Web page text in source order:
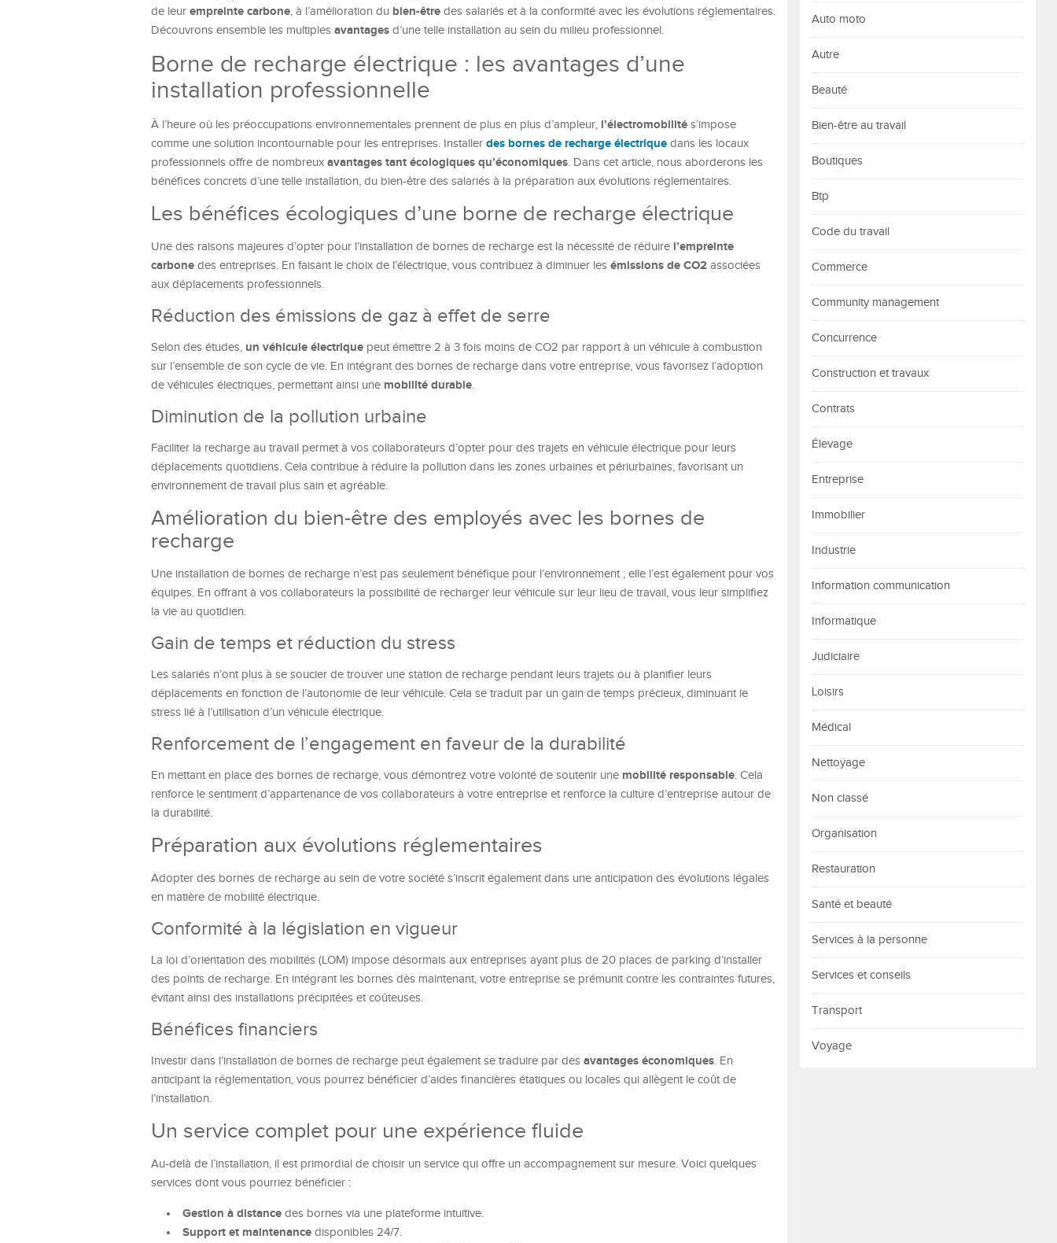
de leur empreinte carbone, à l’amélioration du bien-être des salariés et à la conformité avec les évolutions réglementaires.
Découvrons ensemble les multiples avantages d’une telle installation au sein du milieu professionnel.
Borne de recharge électrique : les avantages d’une
installation professionnelle
À l’heure où les préoccupations environnementales prennent de plus en plus d’ampleur, l’électromobilité s’impose
comme une solution incontournable pour les entreprises. Installer des bornes de recharge électrique dans les locaux
professionnels offre de nombreux avantages tant écologiques qu’économiques. Dans cet article, nous aborderons les
bénéfices concrets d’une telle installation, du bien-être des salariés à la préparation aux évolutions réglementaires.
Les bénéfices écologiques d’une borne de recharge électrique
Une des raisons majeures d’opter pour l’installation de bornes de recharge est la nécessité de réduire l’empreinte
carbone des entreprises. En faisant le choix de l’électrique, vous contribuez à diminuer les émissions de CO2 associées
aux déplacements professionnels.
Réduction des émissions de gaz à effet de serre
Selon des études, un véhicule électrique peut émettre 2 à 3 fois moins de CO2 par rapport à un véhicule à combustion
sur l’ensemble de son cycle de vie. En intégrant des bornes de recharge dans votre entreprise, vous favorisez l’adoption
de véhicules électriques, permettant ainsi une mobilité durable.
Diminution de la pollution urbaine
Faciliter la recharge au travail permet à vos collaborateurs d’opter pour des trajets en véhicule électrique pour leurs
déplacements quotidiens. Cela contribue à réduire la pollution dans les zones urbaines et périurbaines, favorisant un
environnement de travail plus sain et agréable.
Amélioration du bien-être des employés avec les bornes de
recharge
Une installation de bornes de recharge n’est pas seulement bénéfique pour l’environnement ; elle l’est également pour vos
équipes. En offrant à vos collaborateurs la possibilité de recharger leur véhicule sur leur lieu de travail, vous leur simplifiez
la vie au quotidien.
Gain de temps et réduction du stress
Les salariés n’ont plus à se soucier de trouver une station de recharge pendant leurs trajets ou à planifier leurs
déplacements en fonction de l’autonomie de leur véhicule. Cela se traduit par un gain de temps précieux, diminuant le
stress lié à l’utilisation d’un véhicule électrique.
Renforcement de l’engagement en faveur de la durabilité
En mettant en place des bornes de recharge, vous démontrez votre volonté de soutenir une mobilité responsable. Cela
renforce le sentiment d’appartenance de vos collaborateurs à votre entreprise et renforce la culture d’entreprise autour de
la durabilité.
Préparation aux évolutions réglementaires
Adopter des bornes de recharge au sein de votre société s’inscrit également dans une anticipation des évolutions légales
en matière de mobilité électrique.
Conformité à la législation en vigueur
La loi d’orientation des mobilités (LOM) impose désormais aux entreprises ayant plus de 20 places de parking d’installer
des points de recharge. En intégrant les bornes dès maintenant, votre entreprise se prémunit contre les contraintes futures,
évitant ainsi des installations précipitées et coûteuses.
Bénéfices financiers
Investir dans l’installation de bornes de recharge peut également se traduire par des avantages économiques. En
anticipant la réglementation, vous pourrez bénéficier d’aides financières étatiques ou locales qui allègent le coût de
l’installation.
Un service complet pour une expérience fluide
Au-delà de l’installation, il est primordial de choisir un service qui offre un accompagnement sur mesure. Voici quelques
services dont vous pourriez bénéficier :
Gestion à distance des bornes via une plateforme intuitive.
Support et maintenance disponibles 24/7.
Auto moto
Autre
Beauté
Bien-être au travail
Boutiques
Btp
Code du travail
Commerce
Community management
Concurrence
Construction et travaux
Contrats
Élevage
Entreprise
Immobilier
Industrie
Information communication
Informatique
Judiciaire
Loisirs
Médical
Nettoyage
Non classé
Organisation
Restauration
Santé et beauté
Services à la personne
Services et conseils
Transport
Voyage